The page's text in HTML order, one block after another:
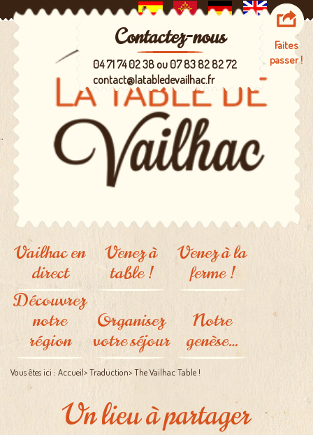
Vailhac en
direct
Venez à
table !
Jours
d'ouverture de
l'auberge
Venez à la
ferme !
partager
Côté légumes
Côté fruits
plumes
Vailhac
Les bêtes à laine
Découvrez
notre
région
Itinéraire à
suivre
Se loger près de
chez nous
Organisez
votre séjour
A deux pas de
chez nous
Notre
genèse…
L'Auberge
Les buttes de
culture
permanente
Vous êtes ici : Accueil>Traduction>The Vailhac Table !
Contactez-nous
04 71 74 02 38 ou 07 83 82 82 72
contact@latabledevailhac.fr
Faites
passer !
Un lieu à partager